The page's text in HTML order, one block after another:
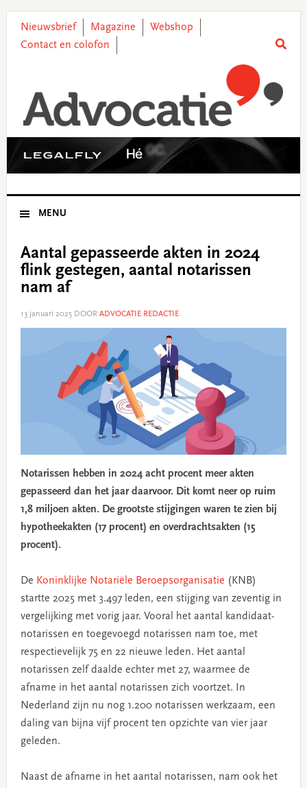
primary
main
primary
footer
Nieuwsbrief Magazine
Webshop
Contact en colofon
MENU
Aantal gepasseerde akten in 2024
flink gestegen, aantal notarissen
nam af
13 januari 2025DOOR ADVOCATIE REDACTIE
Notarissen hebben in 2024 acht procent meer akten
gepasseerd dan het jaar daarvoor. Dit komt neer op ruim
1,8 miljoen akten. De grootste stijgingen waren te zien bij
hypotheekakten (17 procent) en overdrachtsakten (15
procent).
De Koninklijke Notariële Beroepsorganisatie (KNB)
startte 2025 met 3.497 leden, een stijging van zeventig in
vergelijking met vorig jaar. Vooral het aantal kandidaat-
notarissen en toegevoegd notarissen nam toe, met
respectievelijk 75 en 22 nieuwe leden. Het aantal
notarissen zelf daalde echter met 27, waarmee de
afname in het aantal notarissen zich voortzet. In
Nederland zijn nu nog 1.200 notarissen werkzaam, een
daling van bijna vijf procent ten opzichte van vier jaar
geleden.
Naast de afname in het aantal notarissen, nam ook het